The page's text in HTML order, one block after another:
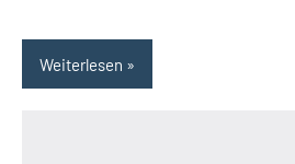
Weiterlesen